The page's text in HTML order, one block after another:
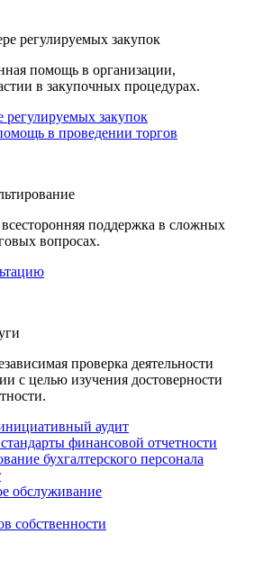
регулируемых закупок
помощь в организации,
в закупочных процедурах.
регулируемых закупок
в проведении торгов
поддержка в сложных
вопросах.
проверка деятельности
с целью изучения достоверности
аудит
финансовой отчетности
бухгалтерского персонала
обслуживание
собственности